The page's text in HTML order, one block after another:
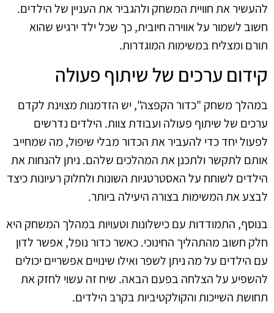
להעשיר את חוויית המשחק ולהגביר את העניין של הילדים.
חשוב לשמור על אווירה חיובית, כך שכל ילד ירגיש שהוא
תורם ומצליח במשימות המוגדרות.
קידום ערכים של שיתוף פעולה
במהלך משחק "כדור הקפצה", יש הזדמנות מצוינת לקדם
ערכים של שיתוף פעולה ועבודת צוות. הילדים נדרשים
לפעול יחד כדי להעביר את הכדור מבלי שיפול, מה שמחייב
אותם לתקשר ולתכנן את המהלכים שלהם. ניתן להנחות את
הילדים לשוחח על האסטרטגיות השונות ולחלוק רעיונות כיצד
לבצע את המשימות בצורה היעילה ביותר.
בנוסף, התמודדות עם כישלונות וטעויות במהלך המשחק היא
חלק חשוב מהתהליך החינוכי. כאשר כדור נופל, אפשר לדון
עם הילדים על מה ניתן לשפר ואילו שינויים אפשריים יכולים
להשפיע על הצלחה בפעם הבאה. שיח זה עשוי לחזק את
תחושת השייכות והקולקטיביות בקרב הילדים.